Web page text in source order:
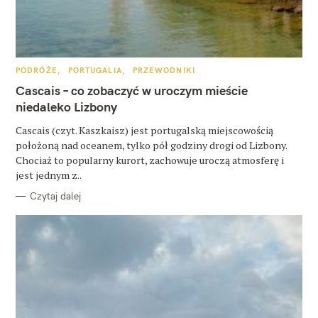
K
T
E
G
O
I
E
PODRÓŻE PORTUGALIA PRZEWODNIKI
Cascais – co zobaczyć w uroczym mieście
niedaleko Lizbony
Cascais (czyt. Kaszkaisz) jest portugalską miejscowością
położoną nad oceanem, tylko pół godziny drogi od Lizbony.
Chociaż to popularny kurort, zachowuje uroczą atmosferę i
jest jednym z..
Czytaj dalej